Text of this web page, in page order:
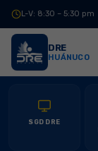
L-V: 8:30 – 5:30 pm
DRE
HUÁNUCO
SGD DRE